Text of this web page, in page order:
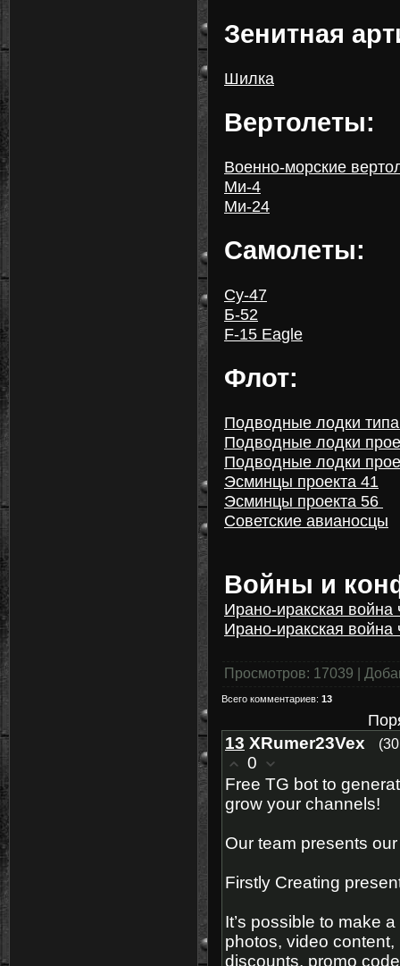
Зенитная
Шилка
Вертолеты:
Военно-морские
Ми-4
Ми-24
Самолеты:
Су-47
Б-52
F-15 Eagle
Флот:
Подводные лодки
Подводные лодки
Подводные лодки
Эсминцы проекта 41
Эсминцы проекта 56
Советские авианосцы
Войны и
Ирано-иракская война
Ирано-иракская война
Просмотров: 17039 |
Всего комментариев: 13
13 XRumer23Vex
0
Free TG bot to
grow your channels!
Our team presents
Firstly Creating
It’s possible to make
photos, video
discounts, promo